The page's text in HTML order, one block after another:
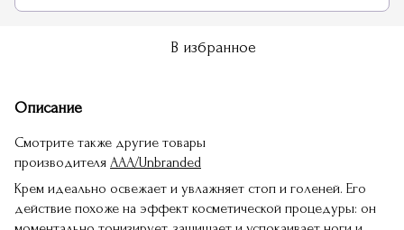
В избранное
Описание
Смотрите также другие товары
производителя AAA/Unbranded
Крем идеально освежает и увлажняет стоп и голеней. Его
действие похоже на эффект косметической процедуры: он